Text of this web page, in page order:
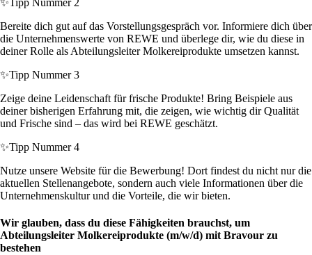
✨ Tipp Nummer 2
Bereite dich gut auf das Vorstellungsgespräch vor. Informiere dich über
die Unternehmenswerte von REWE und überlege dir, wie du diese in
deiner Rolle als Abteilungsleiter Molkereiprodukte umsetzen kannst.
✨Tipp Nummer 3
Zeige deine Leidenschaft für frische Produkte! Bring Beispiele aus
deiner bisherigen Erfahrung mit, die zeigen, wie wichtig dir Qualität
und Frische sind – das wird bei REWE geschätzt.
✨Tipp Nummer 4
Nutze unsere Website für die Bewerbung! Dort findest du nicht nur die
aktuellen Stellenangebote, sondern auch viele Informationen über die
Unternehmenskultur und die Vorteile, die wir bieten.
Wir glauben, dass du diese Fähigkeiten brauchst, um
Abteilungsleiter Molkereiprodukte (m/w/d) mit Bravour zu
bestehen